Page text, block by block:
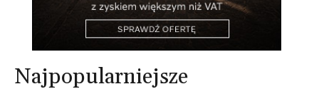
Najpopularniejsze